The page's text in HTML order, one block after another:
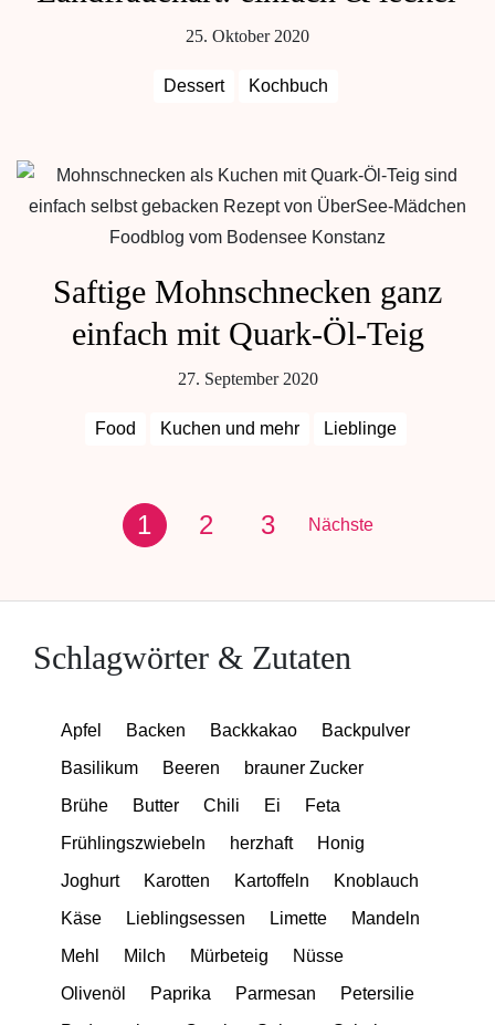
25. Oktober 2020
Dessert Kochbuch
Saftige Mohnschnecken ganz
einfach mit Quark-Öl-Teig
27. September 2020
Food Kuchen und mehr Lieblinge
1 2 3 Nächste
Schlagwörter & Zutaten
Apfel Backen Backkakao
Backpulver
Basilikum
Beeren
brauner Zucker
Brühe
Butter Chili Ei
Feta
Frühlingszwiebeln
herzhaft
Honig
Joghurt
Karotten Kartoffeln
Knoblauch
Käse
Lieblingsessen Limette
Mandeln
Mehl
Milch Mürbeteig
Nüsse
Olivenöl
Paprika Parmesan
Petersilie